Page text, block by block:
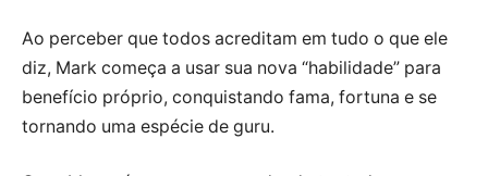
Ao perceber que todos acreditam em tudo o que ele
diz, Mark começa a usar sua nova “habilidade” para
benefício próprio, conquistando fama, fortuna e se
tornando uma espécie de guru.